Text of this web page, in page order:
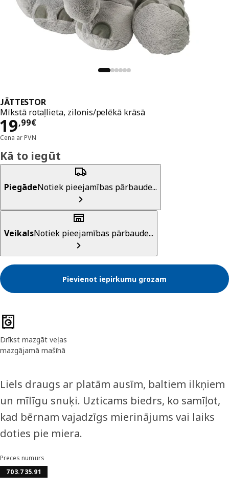
JÄTTESTOR
Mīkstā rotaļlieta, zilonis/pelēkā krāsā
19,99€
Cena 19,99€
Cena ar PVN
Kā to iegūt
PiegādeNotiek pieejamības pārbaude...
VeikalsNotiek pieejamības pārbaude...
Pievienot iepirkumu grozam
Preces īpašības
Drīkst mazgāt veļas
mazgājamā mašīnā
Liels draugs ar platām ausīm, baltiem ilkņiem
un mīlīgu snuķi. Uzticams biedrs, ko samīļot,
kad bērnam vajadzīgs mierinājums vai laiks
doties pie miera.
Preces numurs
703.735.91